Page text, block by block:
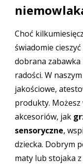
Choć
świadomie
dobrana
radości. W
jakościowe,
produkty.
akcesoriów, jak
sensoryczne,
dziecka. Dobrym
maty lub stojaka